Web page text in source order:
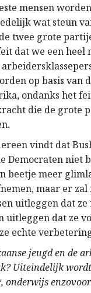
mensen
wat steun
twee grote
dat we een
op basis van
ondanks het
die de grote
vindt dat
Democraten niet
beetje meer
maar er
uitleggen dat
uitleggen dat ze
echte
jeugd en de
Uiteindelijk
onderwijs